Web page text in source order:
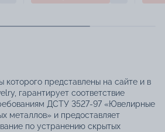
которого представлены на сайте и в
гарантирует соответствие
ДСТУ 3527-97 «Ювелирные
металлов» и предоставляет
по устранению скрытых